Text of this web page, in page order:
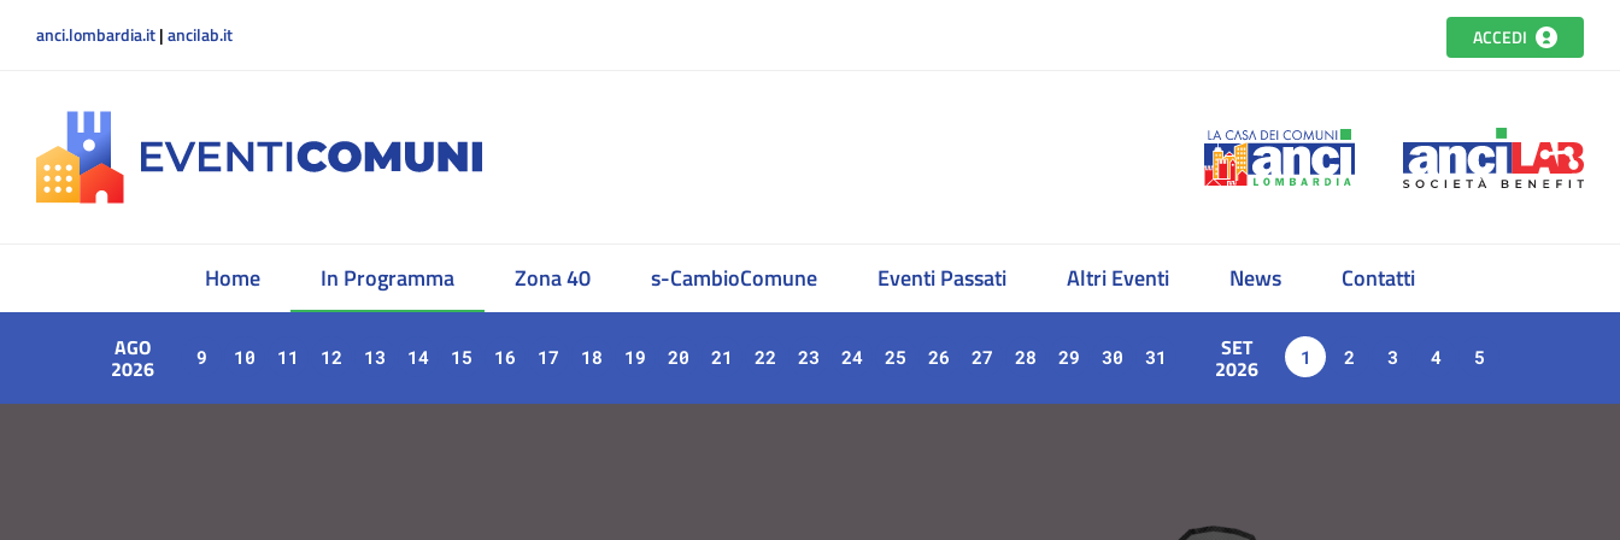
anci.lombardia.it|ancilab.it ACCEDI
Home In Programma Zona 40 s-CambioComune Eventi Passati Altri Eventi News Contatti
AGO
2026 9 10 11 12 13 14 15 16 17 18 19 20 21 22 23 24 25 26 27 28 29 30 31 SET
2026 1 2 3 4 5